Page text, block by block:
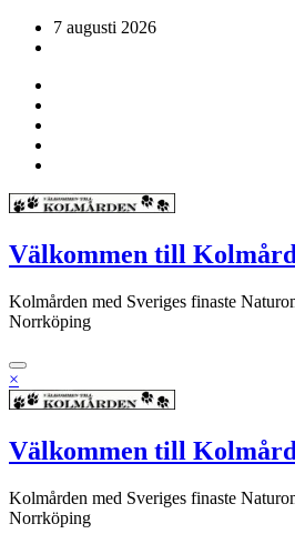
Hoppa7 augusti 2026
Välkommen till
Kolmården med Sveriges finaste
Norrköping
×
Välkommen till
Kolmården med Sveriges finaste
Norrköping